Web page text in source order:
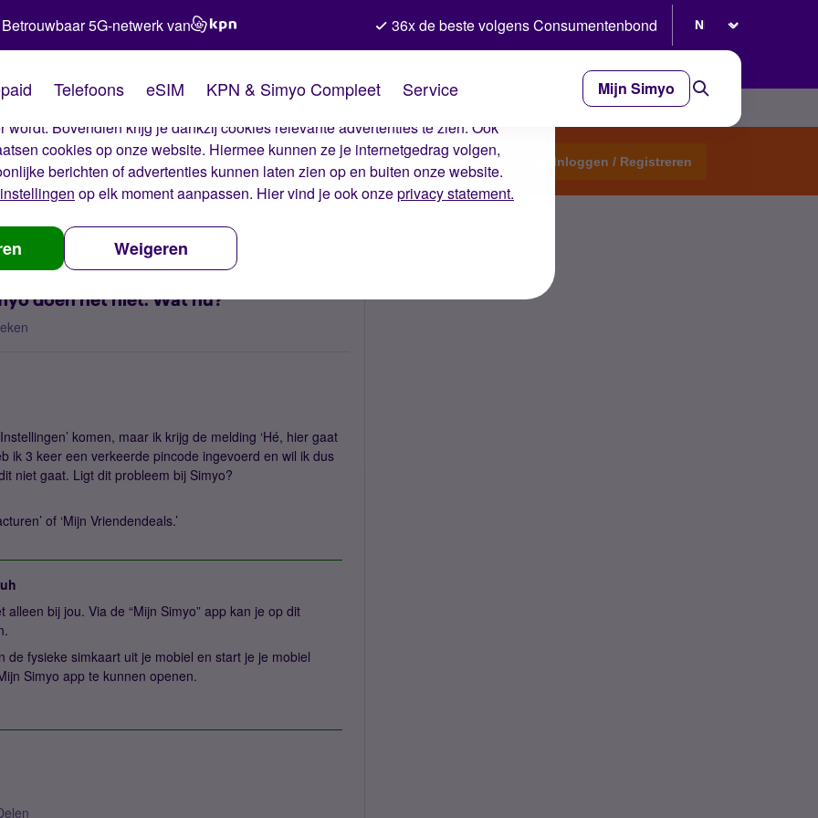
van Simyo
op onze website. Met deze cookies zorgen wij ervoor dat je ervaring op de
wordt. Bovendien krijg je dankzij cookies relevante advertenties te zien. Ook
cookies op onze website. Hiermee kunnen ze je internetgedrag volgen,
berichten of advertenties kunnen laten zien op en buiten onze website.
op elk moment aanpassen. Hier vind je ook onzeprivacy statement.
Weigeren
Betrouwbaar 5G-netwerk van 36x de beste volgens Consumentenbond
Telefoons eSIM KPN & Simyo Compleet Service Mijn Simyo
Start een topic Inloggen / Registreren
doen het niet. Wat nu?
komen, maar ik krijg de melding ‘Hé, hier gaat
ik 3 keer een verkeerde pincode ingevoerd en wil ik dus
niet gaat. Ligt dit probleem bij Simyo?
of ‘Mijn Vriendendeals.’
bij jou. Via de “Mijn Simyo” app kan je op dit
de fysieke simkaart uit je mobiel en start je je mobiel
Simyo app te kunnen openen.